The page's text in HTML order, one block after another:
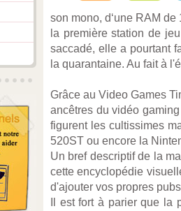
son mono, d‘une RAM
la première station de
saccadé, elle a pourtant
la quarantaine. Au fait à
Grâce au Video Games
ancêtres du vidéo
figurent les cultissimes
520ST ou encore la
Un bref descriptif de la
cette encyclopédie
d'ajouter vos propres
Il est fort à parier que la